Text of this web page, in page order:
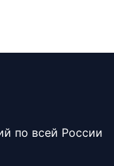
по всей России